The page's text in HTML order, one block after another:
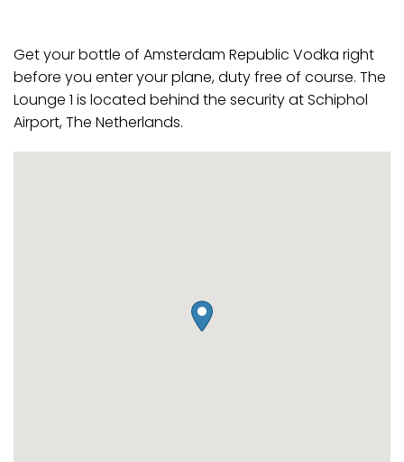
Get your bottle of Amsterdam Republic Vodka right
before you enter your plane, duty free of course. The
Lounge 1 is located behind the security at Schiphol
Airport, The Netherlands.